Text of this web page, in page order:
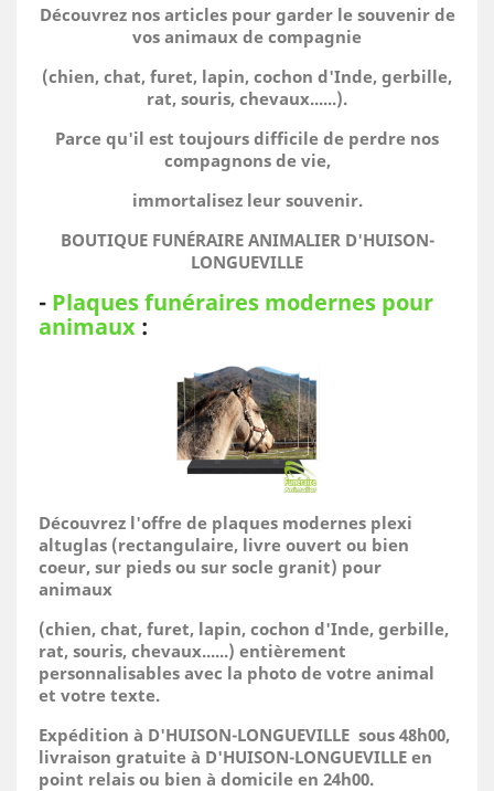
Découvrez nos articles pour garder le souvenir de
vos animaux de compagnie
(chien, chat, furet, lapin, cochon d'Inde, gerbille,
rat, souris, chevaux......).
Parce qu'il est toujours difficile de perdre nos
compagnons de vie,
immortalisez leur souvenir.
BOUTIQUE FUNÉRAIRE ANIMALIER D'HUISON-
LONGUEVILLE
- Plaques funéraires modernes pour
animaux :
Découvrez l'offre de plaques modernes plexi
altuglas (rectangulaire, livre ouvert ou bien
coeur, sur pieds ou sur socle granit) pour
animaux
(chien, chat, furet, lapin, cochon d'Inde, gerbille,
rat, souris, chevaux......) entièrement
personnalisables avec la photo de votre animal
et votre texte.
Expédition à D'HUISON-LONGUEVILLE sous 48h00,
livraison gratuite à D'HUISON-LONGUEVILLE en
point relais ou bien à domicile en 24h00.